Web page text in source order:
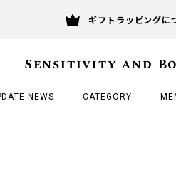
ギフトラッピングに
Sensitivity and
NEWS CATEGORY